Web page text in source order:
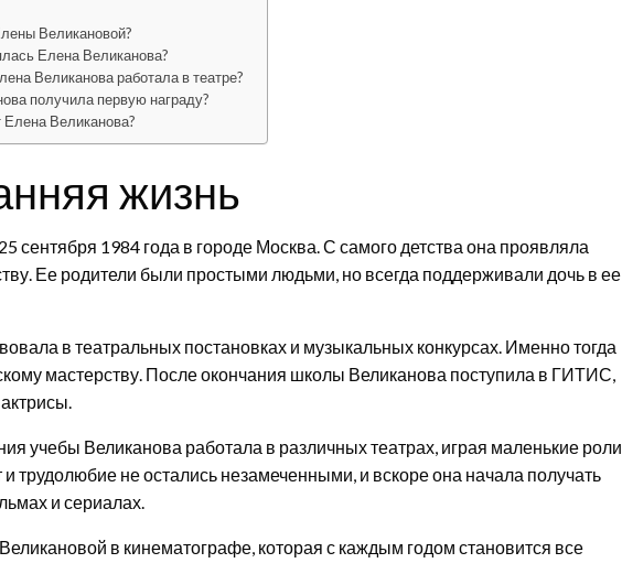
Великановой?
Елена Великанова?
Великанова работала в театре?
получила первую награду?
Елена Великанова?
жизнь
сентября 1984 года в городе Москва. С самого детства она проявляла
Ее родители были простыми людьми, но всегда поддерживали дочь в ее
в театральных постановках и музыкальных конкурсах. Именно тогда
мастерству. После окончания школы Великанова поступила в ГИТИС,
учебы Великанова работала в различных театрах, играя маленькие роли
трудолюбие не остались незамеченными, и вскоре она начала получать
и сериалах.
в кинематографе, которая с каждым годом становится все